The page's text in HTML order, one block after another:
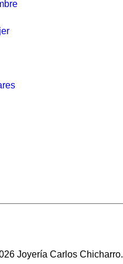
Joyería Carlos Chicharro.